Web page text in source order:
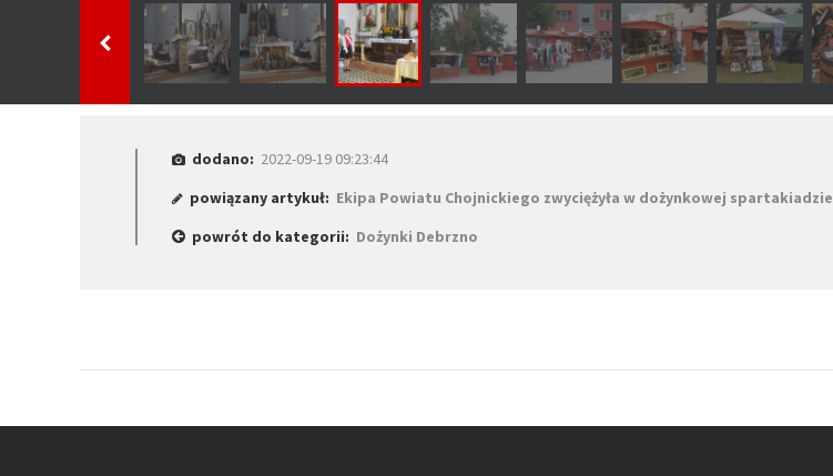
dodano: 2022-09-19 09:23:44
powiązany artykuł: Ekipa Powiatu Chojnickiego zwyciężyła w dożynkowej spartakiadzie
powrót do kategorii: Dożynki Debrzno